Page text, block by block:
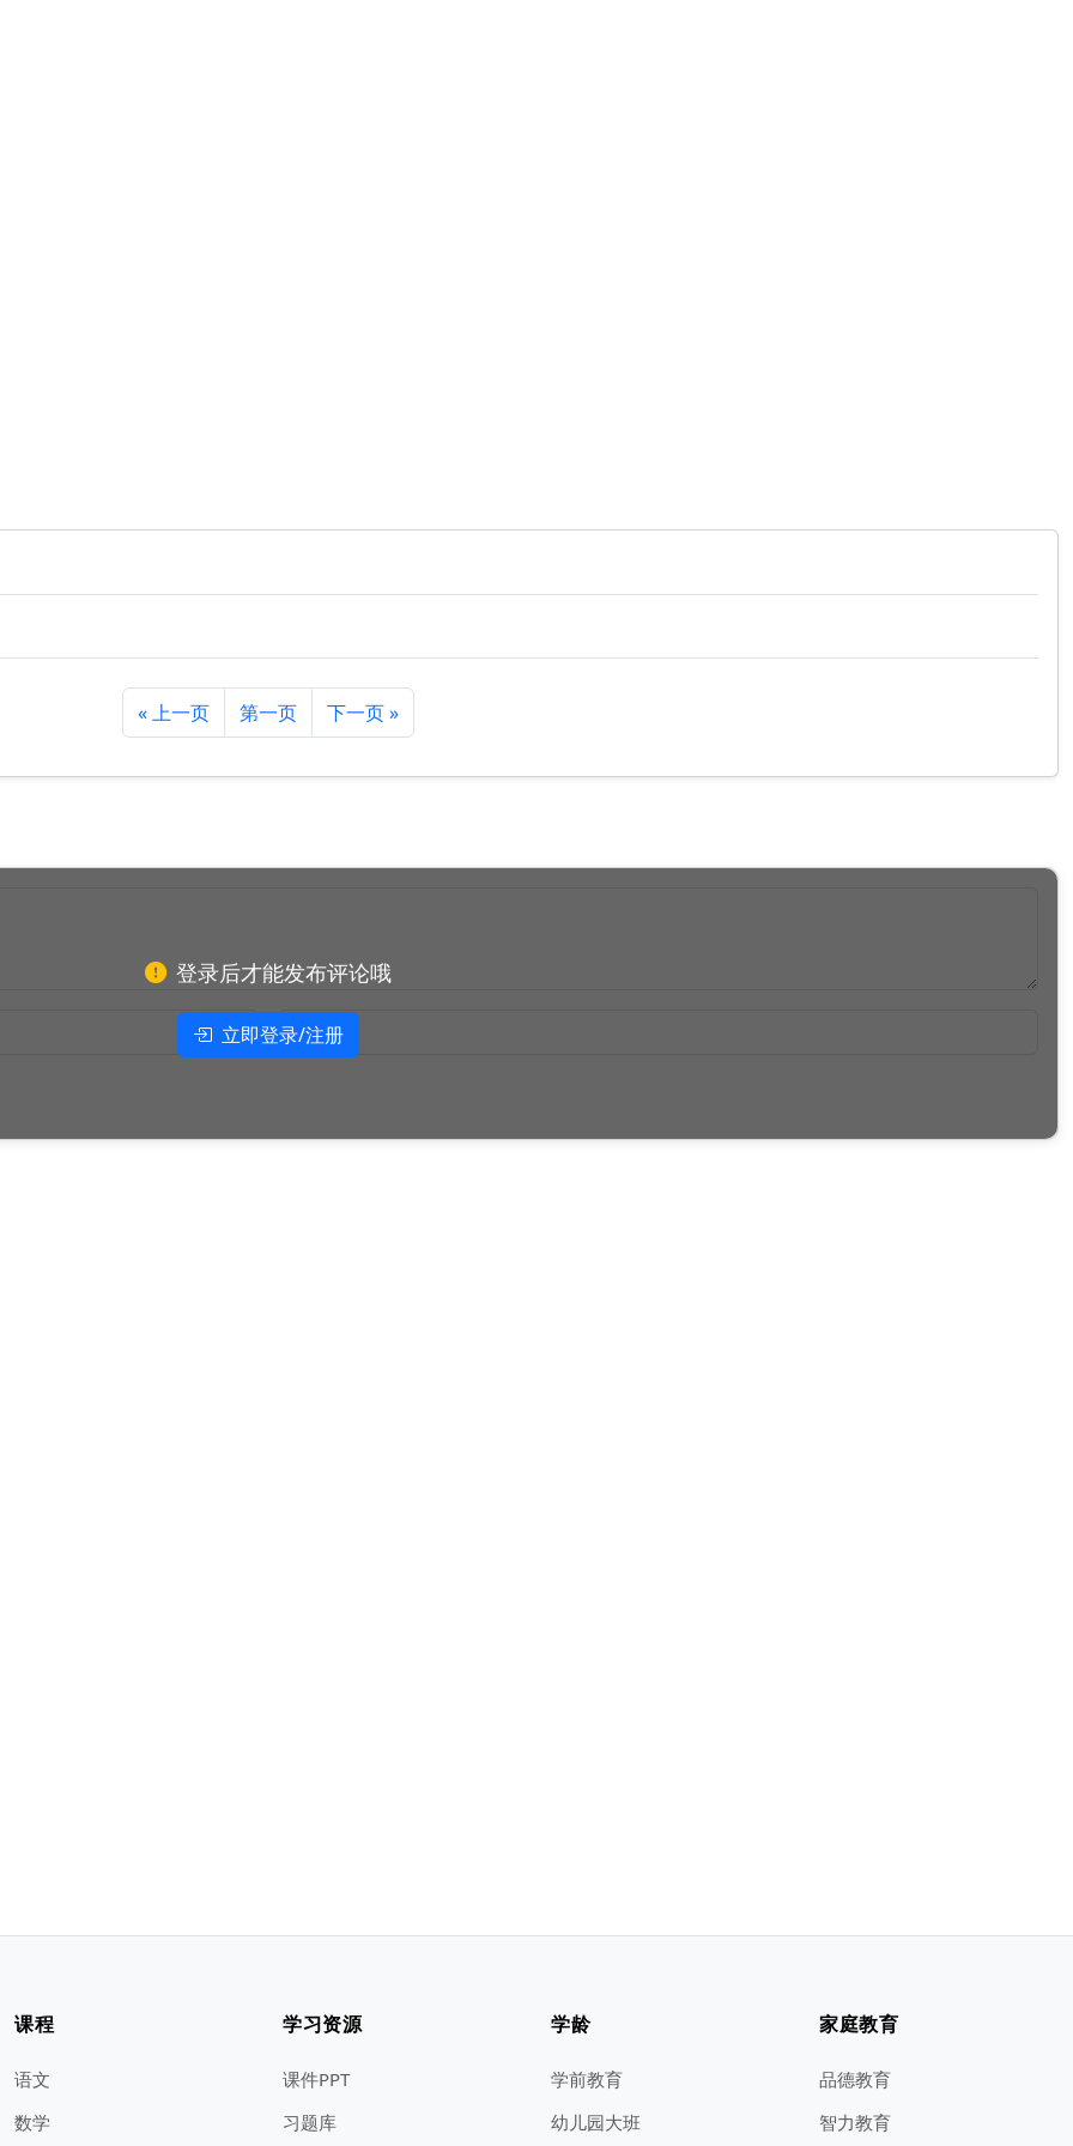
« 上一页 第一页 下一页 »
登录后才能发布评论哦
立即登录/注册
课程
语文
数学
学习资源
课件PPT
习题库
学龄
学前教育
幼儿园大班
家庭教育
品德教育
智力教育